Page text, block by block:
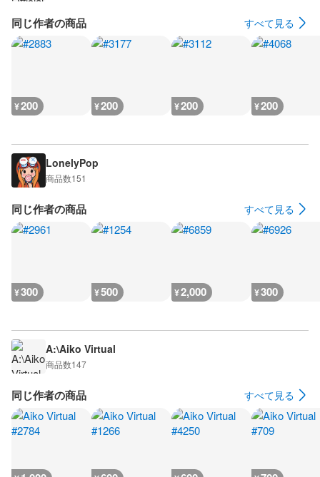
同じ作者の商品 すべて見る
¥200 ¥200 ¥200 ¥200
LonelyPop
商品数151
同じ作者の商品 すべて見る
¥300 ¥500 ¥2,000 ¥300
A:\Aiko Virtual
商品数147
同じ作者の商品 すべて見る